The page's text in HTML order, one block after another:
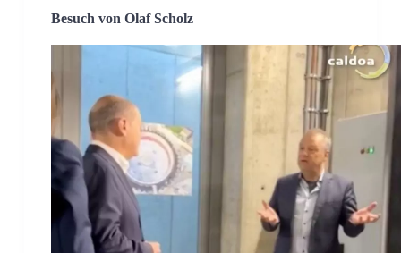
Besuch von Olaf Scholz